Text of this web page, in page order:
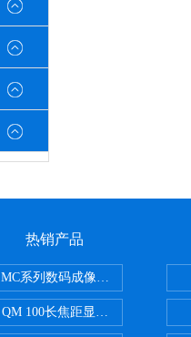
热销产品
MC系列数码成像系统
QM 100长焦距显微镜